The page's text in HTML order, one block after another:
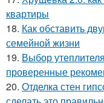
квартиры
18. Как обставить
семейной жизни
19. Выбор
проверенные
20. Отделка стен